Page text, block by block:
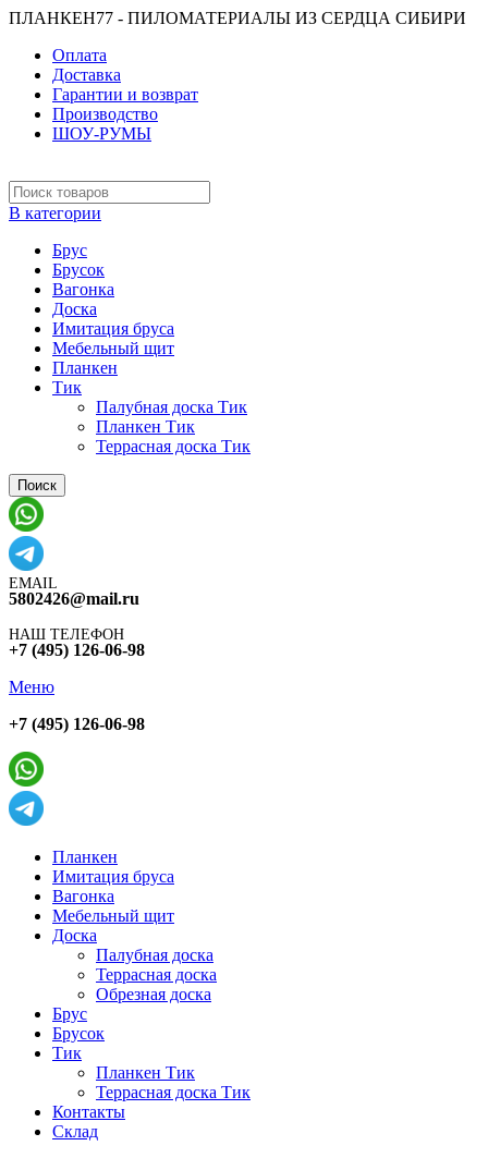
ПЛАНКЕН77 - ПИЛОМАТЕРИАЛЫ ИЗ СЕРДЦА СИБИРИ
Оплата
Доставка
Гарантии и возврат
Производство
ШОУ-РУМЫ
В категории
Брус
Брусок
Вагонка
Доска
Имитация бруса
Мебельный щит
Планкен
Тик
Палубная доска Тик
Планкен Тик
Террасная доска Тик
Поиск
EMAIL
5802426@mail.ru
НАШ ТЕЛЕФОН
+7 (495) 126-06-98
Меню
+7 (495) 126-06-98
Планкен
Имитация бруса
Вагонка
Мебельный щит
Доска
Палубная доска
Террасная доска
Обрезная доска
Брус
Брусок
Тик
Планкен Тик
Террасная доска Тик
Контакты
Склад